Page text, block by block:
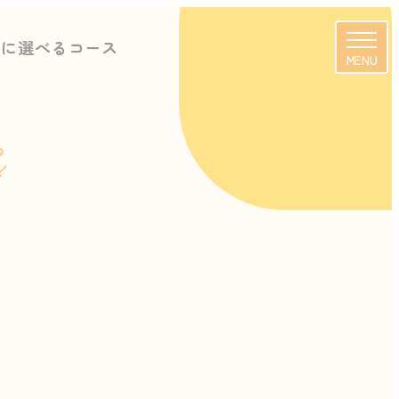
選べるコース
MENU